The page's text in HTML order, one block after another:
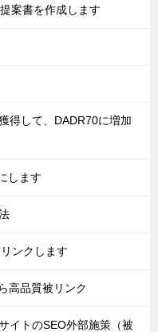
案書を作成します
得して、DADR70に増加
します
ンクします
高品質被リンク
イトのSEO外部施策（被